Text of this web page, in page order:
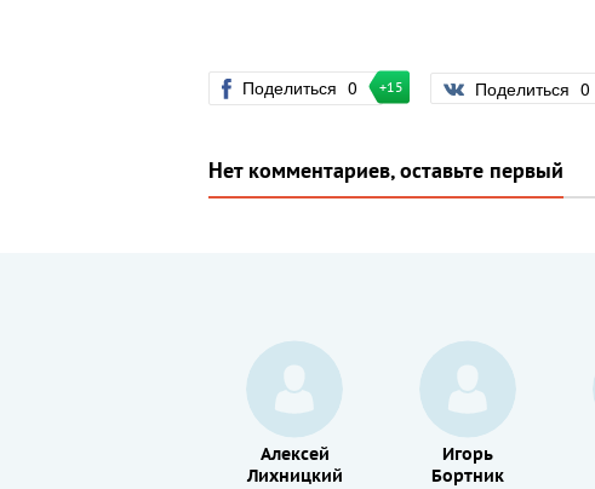
Поделиться 0 +15 Поделиться 0
Нет комментариев, оставьте первый
Алексей
Лихницкий
Игорь
Бортник